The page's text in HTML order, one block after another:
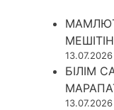
МАМЛЮТ
13.07.2026
БІЛІМ
13.07.2026